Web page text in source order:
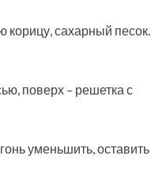
корицу, сахарный песок.
поверх – решетка с
уменьшить, оставить